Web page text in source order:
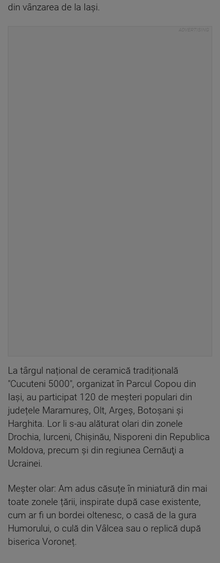
din vânzarea de la Iași.
La târgul național de ceramică tradițională
"Cucuteni 5000", organizat în Parcul Copou din
Iași, au participat 120 de meșteri populari din
județele Maramureș, Olt, Argeș, Botoșani şi
Harghita. Lor li s-au alăturat olari din zonele
Drochia, Iurceni, Chişinău, Nisporeni din Republica
Moldova, precum şi din regiunea Cernăuţi a
Ucrainei.
Meșter olar: Am adus căsuțe în miniatură din mai
toate zonele țării, inspirate după case existente,
cum ar fi un bordei oltenesc, o casă de la gura
Humorului, o culă din Vâlcea sau o replică după
biserica Voroneț.